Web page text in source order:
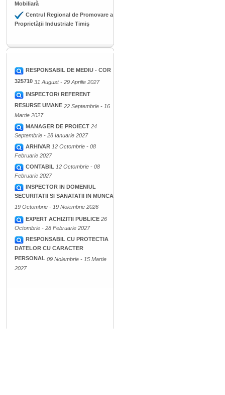
Mobiliară
Centrul Regional de Promovare a
Proprietății Industriale Timiș
RESPONSABIL DE MEDIU - COR
325710 31 August - 29 Aprilie 2027
INSPECTOR/ REFERENT
RESURSE UMANE 22 Septembrie - 16
Martie 2027
MANAGER DE PROIECT 24
Septembrie - 28 Ianuarie 2027
ARHIVAR 12 Octombrie - 08
Februarie 2027
CONTABIL 12 Octombrie - 08
Februarie 2027
INSPECTOR IN DOMENIUL
SECURITATII SI SANATATII IN MUNCA
19 Octombrie - 19 Noiembrie 2026
EXPERT ACHIZITII PUBLICE 26
Octombrie - 28 Februarie 2027
RESPONSABIL CU PROTECTIA
DATELOR CU CARACTER
PERSONAL 09 Noiembrie - 15 Martie
2027